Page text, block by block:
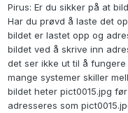
Pirus: Er du sikker på at
Har du prøvd å laste det
bildet er lastet opp og
bildet ved å skrive inn
det ser ikke ut til å
mange systemer skiller
bildet heter pict0015.jpg
adresseres som